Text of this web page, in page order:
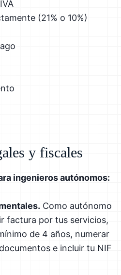
(21% o 10%)
y fiscales
ingenieros autónomos:
Como autónomo
factura por tus servicios,
de 4 años, numerar
e incluir tu NIF